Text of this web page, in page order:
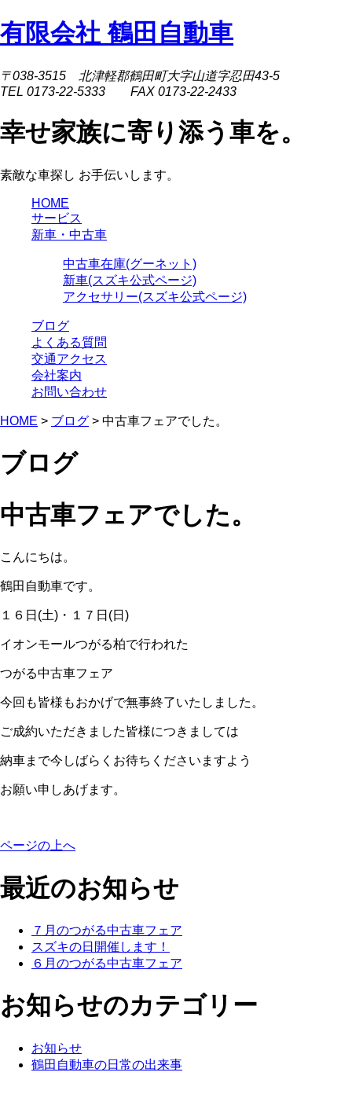
有限会社 鶴田自動車
〒038-3515 北津軽郡鶴田町大字山道字忍田43-5
TEL 0173-22-5333 FAX 0173-22-2433
幸せ家族に寄り添う車を。
素敵な車探し お手伝いします。
HOME
サービス
新車・中古車
中古車在庫(グーネット)
新車(スズキ公式ページ)
アクセサリー(スズキ公式ページ)
ブログ
よくある質問
交通アクセス
会社案内
お問い合わせ
HOME > ブログ > 中古車フェアでした。
ブログ
中古車フェアでした。
こんにちは。
鶴田自動車です。
１６日(土)・１７日(日)
イオンモールつがる柏で行われた
つがる中古車フェア
今回も皆様もおかげで無事終了いたしました。
ご成約いただきました皆様につきましては
納車まで今しばらくお待ちくださいますよう
お願い申しあげます。
ページの上へ
最近のお知らせ
７月のつがる中古車フェア
スズキの日開催します！
６月のつがる中古車フェア
お知らせのカテゴリー
お知らせ
鶴田自動車の日常の出来事